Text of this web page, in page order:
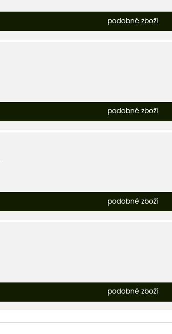
podobné zboží
podobné zboží
podobné zboží
podobné zboží